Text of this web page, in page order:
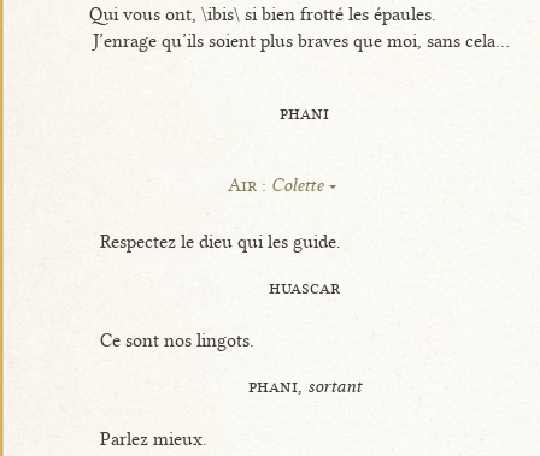
Qui vous ont, \ibis\ si bien frotté les épaules.
J’enrage qu’ils soient plus braves que moi, sans cela...
phani
Air : Colette
Respectez le dieu qui les guide.
huascar
Ce sont nos lingots.
phani, sortant
Parlez mieux.